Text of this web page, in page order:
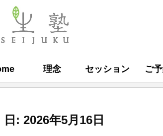
理念 セッション ご
日:2026年5月16日